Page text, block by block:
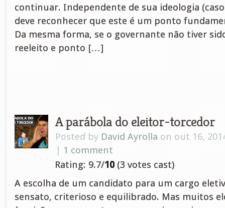
continuar. Independente de sua ideologia
deve reconhecer que este é um ponto
Da mesma forma, se o governante não tiver
reeleito e ponto […]
A parábola do eleitor-torcedor
Posted by David Ayrolla on out 16,
| 1 comment
Rating: 9.7/10 (3 votes cast)
A escolha de um candidato para um cargo
sensato, criterioso e equilibrado. Mas muitos